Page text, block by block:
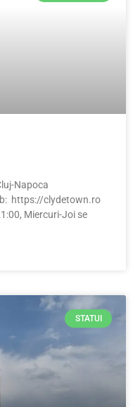
Napoca
https://clydetown.ro
Miercuri-Joi se
STATUI